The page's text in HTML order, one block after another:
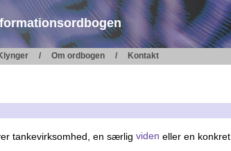
Om ordbogen Kontakt
tankevirksomhed, en særlig viden eller en konkret